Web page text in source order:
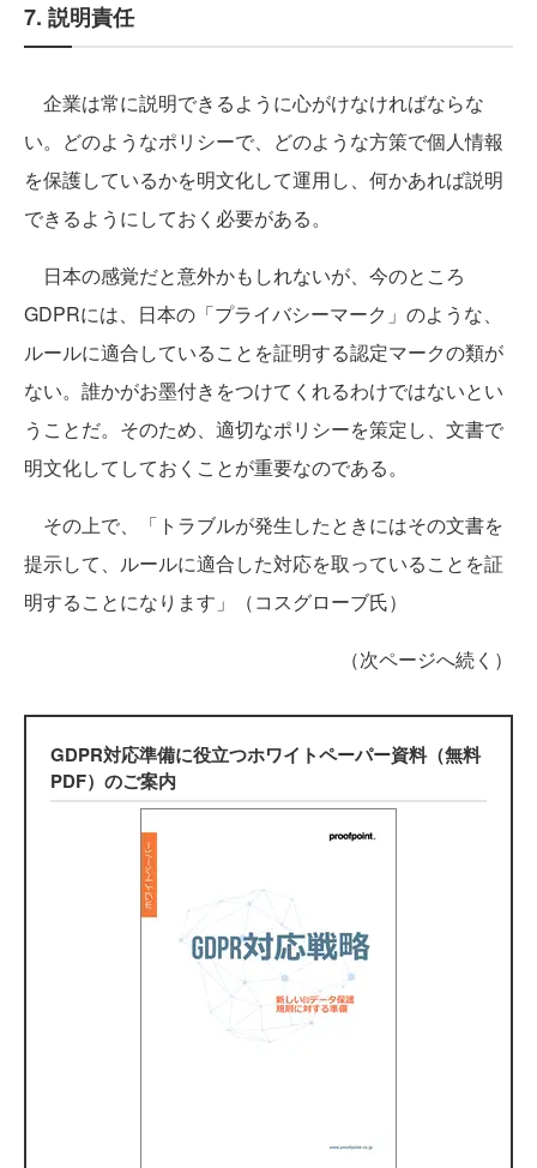
7. 説明責任
企業は常に説明できるように心がけなければならな
い。どのようなポリシーで、どのような方策で個人情報
を保護しているかを明文化して運用し、何かあれば説明
できるようにしておく必要がある。
日本の感覚だと意外かもしれないが、今のところ
GDPRには、日本の「プライバシーマーク」のような、
ルールに適合していることを証明する認定マークの類が
ない。誰かがお墨付きをつけてくれるわけではないとい
うことだ。そのため、適切なポリシーを策定し、文書で
明文化してしておくことが重要なのである。
その上で、「トラブルが発生したときにはその文書を
提示して、ルールに適合した対応を取っていることを証
明することになります」（コスグローブ氏）
（次ページへ続く）
GDPR対応準備に役立つホワイトペーパー資料（無料
PDF）のご案内